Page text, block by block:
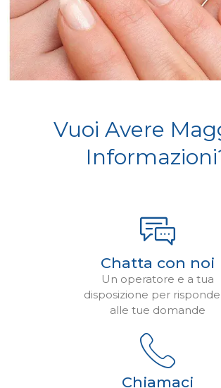
Vuoi Avere
Chatta con noi
Un operatore e a tua
disposizione per
alle tue domande
Chiamaci